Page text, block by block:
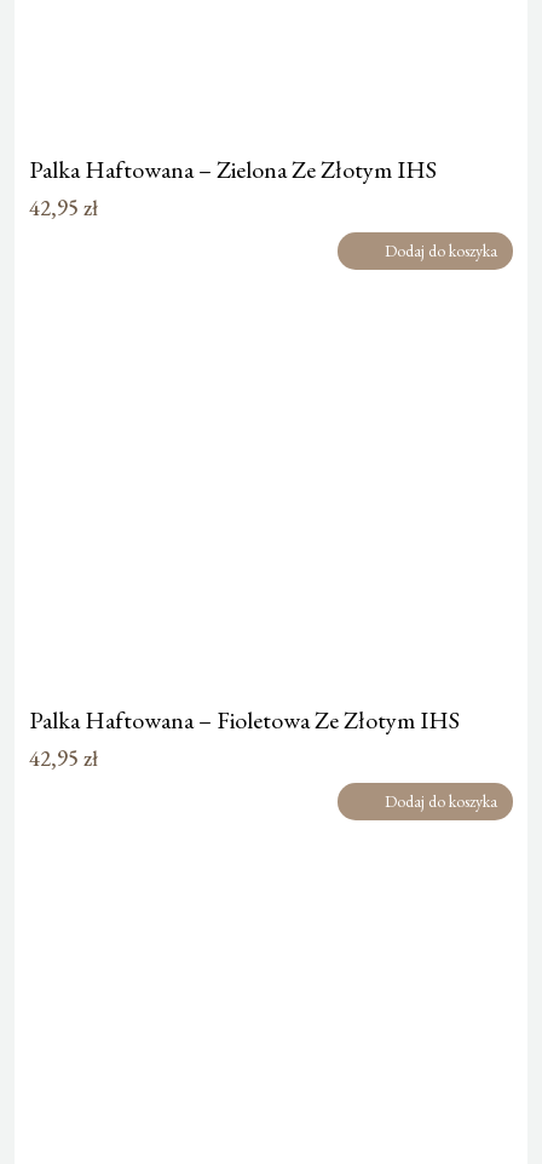
Palka Haftowana – Zielona Ze Złotym IHS
42,95 zł
Dodaj do koszyka
Palka Haftowana – Fioletowa Ze Złotym IHS
42,95 zł
Dodaj do koszyka